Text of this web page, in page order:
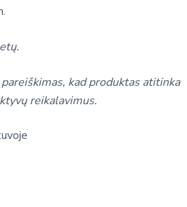
kad produktas atitinka
reikalavimus.